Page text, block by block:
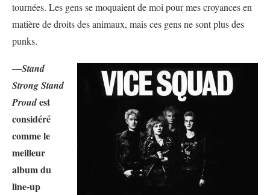
tournées. Les gens se moquaient de moi pour mes croyances en
matière de droits des animaux, mais ces gens ne sont plus des
punks.
—Stand
Strong Stand
Proudest
considéré
comme le
meilleur
album du
line-up